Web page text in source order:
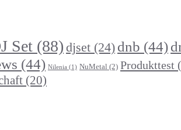
Set (88) djset (24) dnb (44)
(44) Nilenia (1) NuMetal (2) Produkttest
(20)